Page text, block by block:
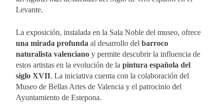
Levante.
La exposición, instalada en la Sala Noble del museo, ofrece
una mirada profunda al desarrollo del barroco
naturalista valenciano y permite descubrir la influencia de
estos artistas en la evolución de la pintura española del
siglo XVII. La iniciativa cuenta con la colaboración del
Museo de Bellas Artes de Valencia y el patrocinio del
Ayuntamiento de Estepona.